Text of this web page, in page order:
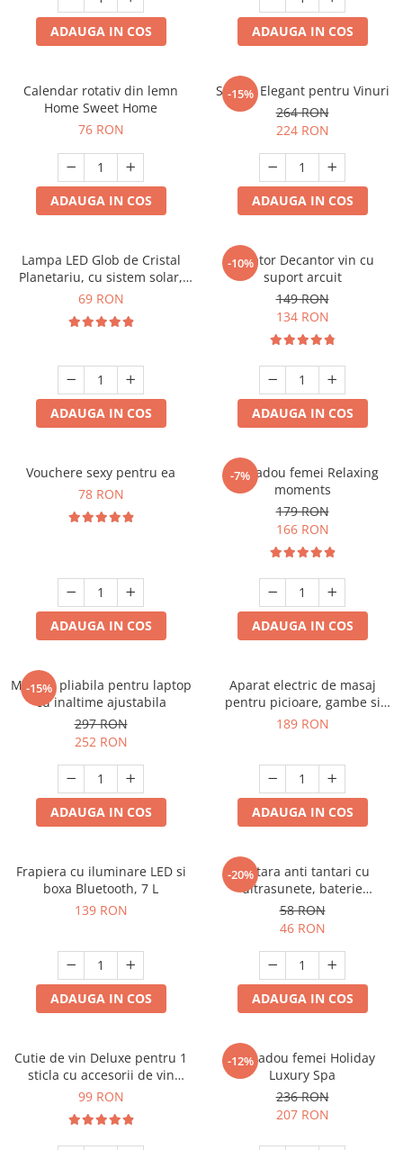
ADAUGA IN COS ADAUGA IN COS
Calendar rotativ din lemn
Home Sweet Home
76 RON
ADAUGA IN COS
-15%
Suport Elegant pentru Vinuri
264 RON
224 RON
ADAUGA IN COS
Lampa LED Glob de Cristal
Planetariu, cu sistem solar,
cadou captivant
69 RON
ADAUGA IN COS
-10%
Aerator Decantor vin cu
suport arcuit
149 RON
134 RON
ADAUGA IN COS
Vouchere sexy pentru ea
78 RON
ADAUGA IN COS
-7%
Set cadou femei Relaxing
moments
179 RON
166 RON
ADAUGA IN COS
-15%
Masuta pliabila pentru laptop
cu inaltime ajustabila
297 RON
252 RON
ADAUGA IN COS
Aparat electric de masaj
pentru picioare, gambe si
brate
189 RON
ADAUGA IN COS
Frapiera cu iluminare LED si
boxa Bluetooth, 7 L
139 RON
ADAUGA IN COS
-20%
Bratara anti tantari cu
ultrasunete, baterie
reincarcabila 90mAh
58 RON
46 RON
ADAUGA IN COS
Cutie de vin Deluxe pentru 1
sticla cu accesorii de vin
incluse piele ecologica de
99 RON
-12%
Set cadou femei Holiday
Luxury Spa
236 RON
207 RON